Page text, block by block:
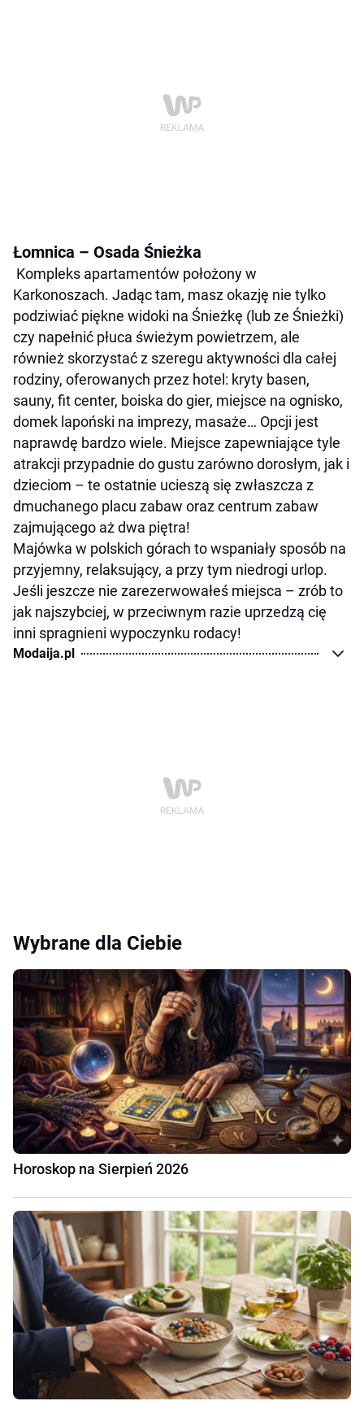
Łomnica – Osada Śnieżka
Kompleks apartamentów położony w
Karkonoszach. Jadąc tam, masz okazję nie tylko
podziwiać piękne widoki na Śnieżkę (lub ze Śnieżki)
czy napełnić płuca świeżym powietrzem, ale
również skorzystać z szeregu aktywności dla całej
rodziny, oferowanych przez hotel: kryty basen,
sauny, fit center, boiska do gier, miejsce na ognisko,
domek lapoński na imprezy, masaże… Opcji jest
naprawdę bardzo wiele. Miejsce zapewniające tyle
atrakcji przypadnie do gustu zarówno dorosłym, jak i
dzieciom – te ostatnie ucieszą się zwłaszcza z
dmuchanego placu zabaw oraz centrum zabaw
zajmującego aż dwa piętra!
Majówka w polskich górach to wspaniały sposób na
przyjemny, relaksujący, a przy tym niedrogi urlop.
Jeśli jeszcze nie zarezerwowałeś miejsca – zrób to
jak najszybciej, w przeciwnym razie uprzedzą cię
inni spragnieni wypoczynku rodacy!
Modaija.pl
Wybrane dla Ciebie
Horoskop na Sierpień 2026